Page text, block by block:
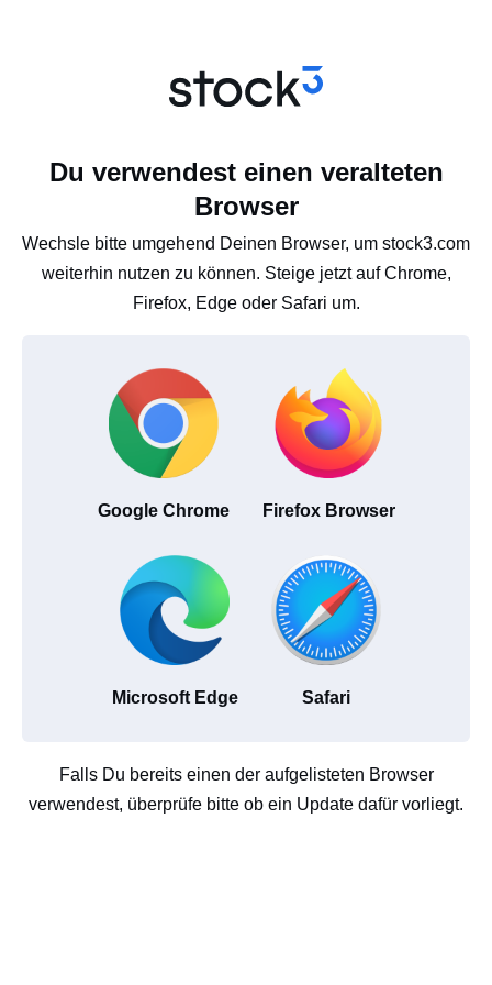
Du verwendest einen veralteten
Browser
Wechsle bitte umgehend Deinen Browser, um stock3.com
weiterhin nutzen zu können. Steige jetzt auf Chrome,
Firefox, Edge oder Safari um.
Google Chrome Firefox Browser
Microsoft Edge Safari
Falls Du bereits einen der aufgelisteten Browser
verwendest, überprüfe bitte ob ein Update dafür vorliegt.